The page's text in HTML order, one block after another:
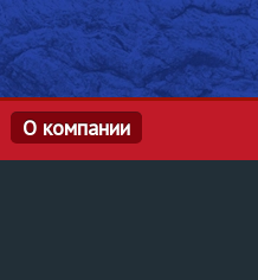
О компании